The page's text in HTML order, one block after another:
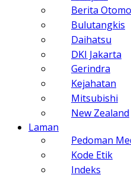
Berita
Bulutangkis
Daihatsu
DKI Jakarta
Gerindra
Kejahatan
Mitsubishi
New Zealand
Laman
Pedoman
Kode Etik
Indeks